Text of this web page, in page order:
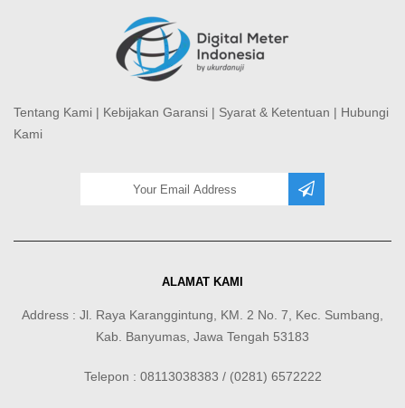
Tentang Kami | Kebijakan Garansi | Syarat & Ketentuan | Hubungi
Kami
ALAMAT KAMI
Address : Jl. Raya Karanggintung, KM. 2 No. 7, Kec. Sumbang,
Kab. Banyumas, Jawa Tengah 53183
Telepon : 08113038383 / (0281) 6572222